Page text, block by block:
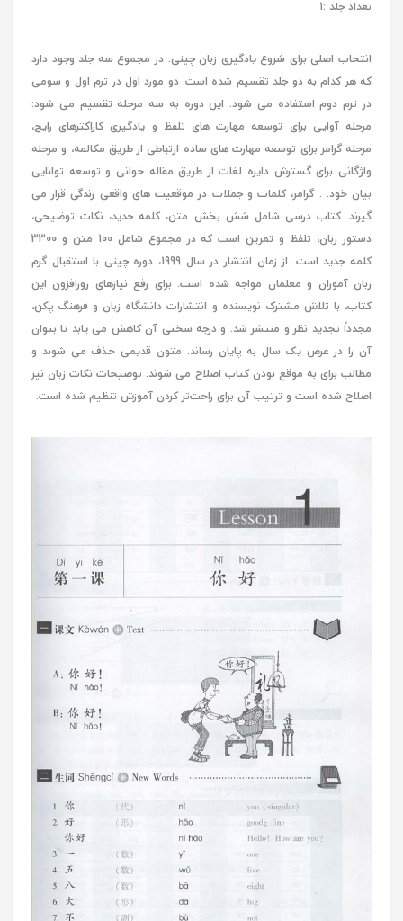
تعداد جلد :1
انتخاب اصلی برای شروع یادگیری زبان چینی. در مجموع سه جلد وجود دارد
که هر کدام به دو جلد تقسیم شده است. دو مورد اول در ترم اول و سومی
در ترم دوم استفاده می شود. این دوره به سه مرحله تقسیم می شود:
مرحله آوایی برای توسعه مهارت های تلفظ و یادگیری کاراکترهای رایج،
مرحله گرامر برای توسعه مهارت های ساده ارتباطی از طریق مکالمه، و مرحله
واژگانی برای گسترش دایره لغات از طریق مقاله خوانی و توسعه توانایی
بیان خود. . گرامر، کلمات و جملات در موقعیت های واقعی زندگی قرار می
گیرند. کتاب درسی شامل شش بخش متن، کلمه جدید، نکات توضیحی،
دستور زبان، تلفظ و تمرین است که در مجموع شامل 100 متن و 3300
کلمه جدید است. از زمان انتشار در سال 1999، دوره چینی با استقبال گرم
زبان آموزان و معلمان مواجه شده است. برای رفع نیازهای روزافزون این
کتاب، با تلاش مشترک نویسنده و انتشارات دانشگاه زبان و فرهنگ پکن،
مجدداً تجدید نظر و منتشر شد. و درجه سختی آن کاهش می یابد تا بتوان
آن را در عرض یک سال به پایان رساند. متون قدیمی حذف می شوند و
مطالب برای به موقع بودن کتاب اصلاح می شوند. توضیحات نکات زبان نیز
اصلاح شده است و ترتیب آن برای راحت‌تر کردن آموزش تنظیم شده است.